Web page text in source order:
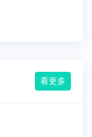
看更多